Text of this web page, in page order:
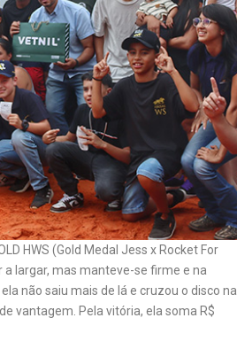
HWS (Gold Medal Jess x Rocket For
a largar, mas manteve-se firme e na
não saiu mais de lá e cruzou o disco na
vantagem. Pela vitória, ela soma R$